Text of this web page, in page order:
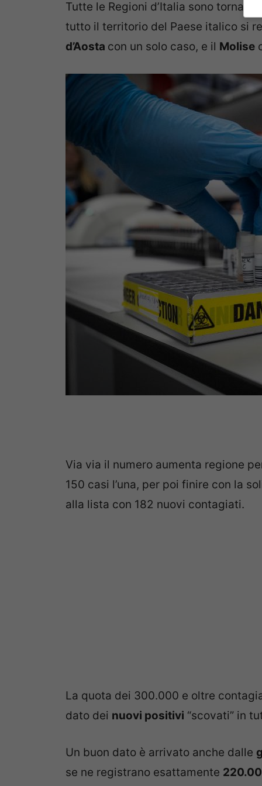
Tutte le Regioni d’Italia sono tornate
tutto il territorio del Paese italico si
d’Aosta con un solo caso, e il Molise
Via via il numero aumenta regione
150 casi l’una, per poi finire con la
alla lista con 182 nuovi contagiati.
La quota dei 300.000 e oltre
dato dei nuovi positivi “scovati” in
Un buon dato è arrivato anche dalle
se ne registrano esattamente